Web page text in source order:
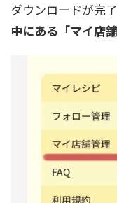
ダウンロードが完了
中にある「マイ店